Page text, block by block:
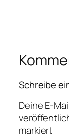
Schreibe
Deine E-
markiert